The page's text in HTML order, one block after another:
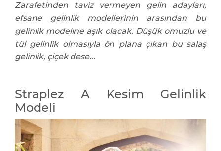
Zarafetinden taviz vermeyen gelin adayları,
efsane gelinlik modellerinin arasından bu
gelinlik modeline aşık olacak. Düşük omuzlu ve
tül gelinlik olmasıyla ön plana çıkan bu salaş
gelinlik, çiçek dese...
Straplez A Kesim Gelinlik
Modeli